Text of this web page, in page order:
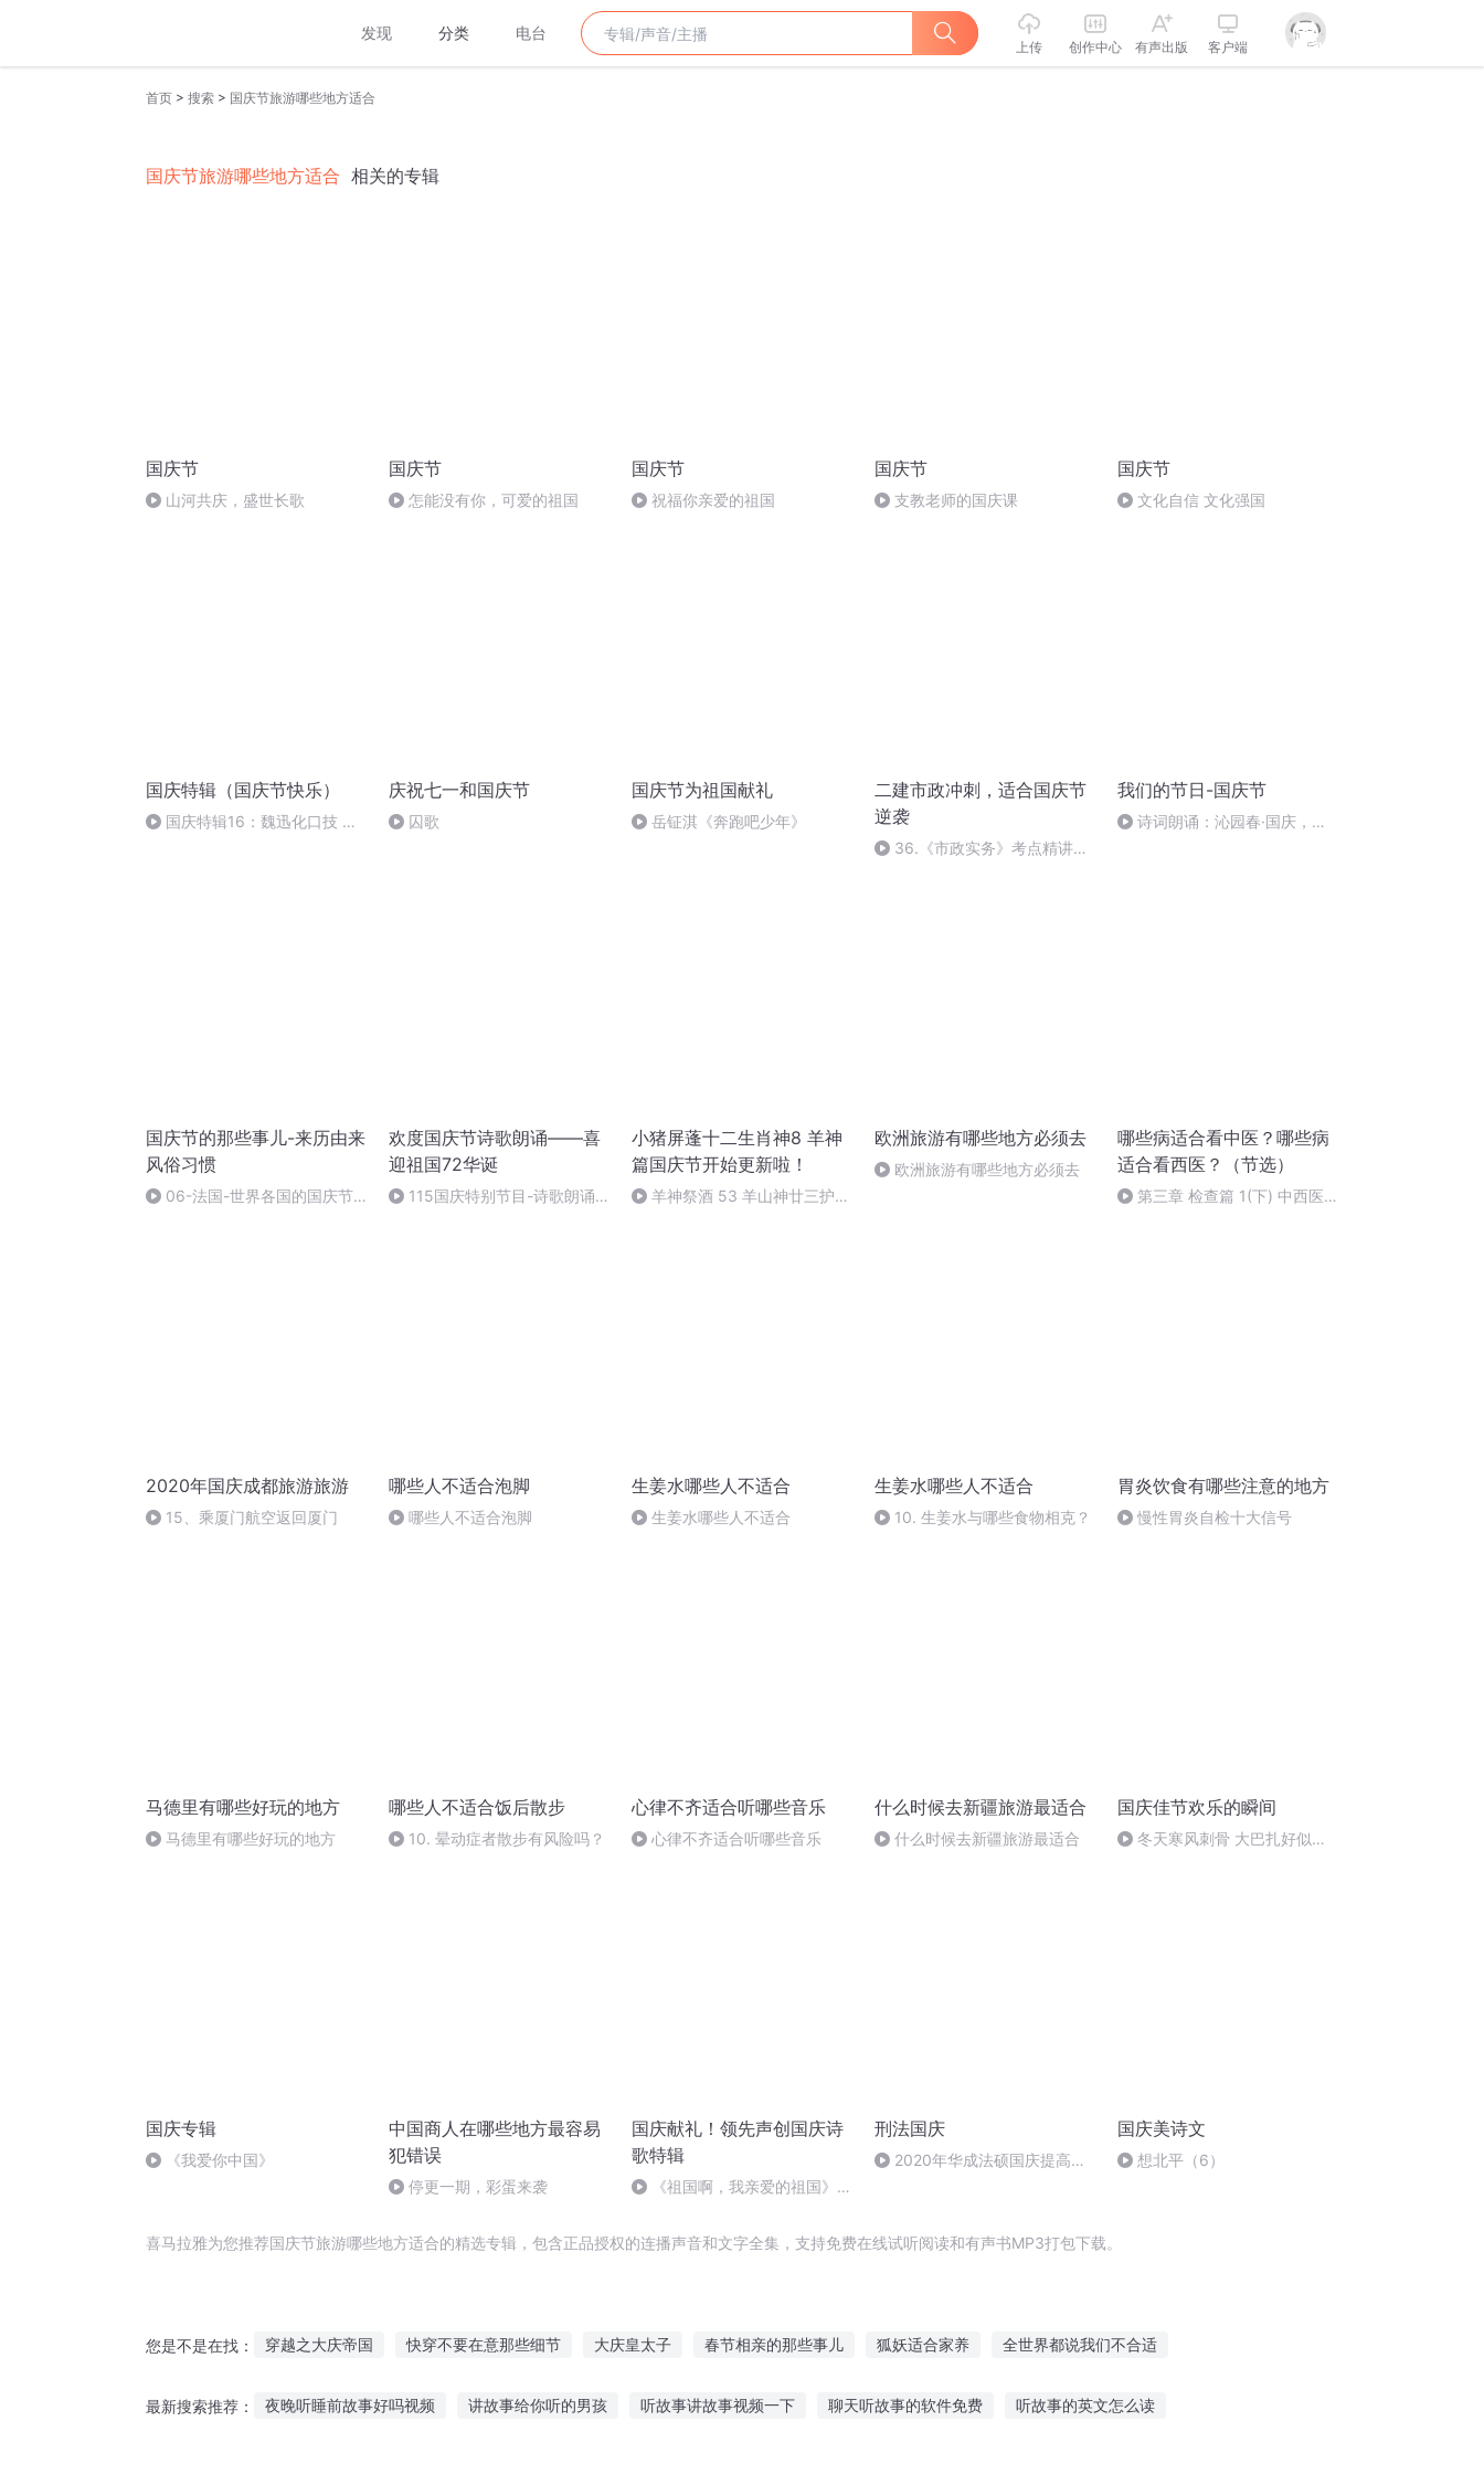
发现 分类 电台
上传 创作中心 有声出版 客户端
首页 > 搜索 > 国庆节旅游哪些地方适合
国庆节旅游哪些地方适合 相关的专辑
国庆节
山河共庆，盛世长歌
国庆节
怎能没有你，可爱的祖国
国庆节
祝福你亲爱的祖国
国庆节
支教老师的国庆课
国庆节
文化自信 文化强国
国庆特辑（国庆节快乐）
国庆特辑16：魏迅化口技 二
庆祝七一和国庆节
囚歌
国庆节为祖国献礼
岳钲淇《奔跑吧少年》
二建市政冲刺，适合国庆节
逆袭
36.《市政实务》考点精讲第
我们的节日-国庆节
诗词朗诵：沁园春·国庆，朗
国庆节的那些事儿-来历由来
风俗习惯
06-法国-世界各国的国庆节-
欢度国庆节诗歌朗诵——喜
迎祖国72华诞
115国庆特别节目-诗歌朗诵-
小猪屏蓬十二生肖神8 羊神
篇国庆节开始更新啦！
羊神祭酒 53 羊山神廿三护祭
欧洲旅游有哪些地方必须去
欧洲旅游有哪些地方必须去
哪些病适合看中医？哪些病
适合看西医？（节选）
第三章 检查篇 1(下) 中西医
2020年国庆成都旅游旅游
15、乘厦门航空返回厦门
哪些人不适合泡脚
哪些人不适合泡脚
生姜水哪些人不适合
生姜水哪些人不适合
生姜水哪些人不适合
10. 生姜水与哪些食物相克？
胃炎饮食有哪些注意的地方
慢性胃炎自检十大信号
马德里有哪些好玩的地方
马德里有哪些好玩的地方
哪些人不适合饭后散步
10. 晕动症者散步有风险吗？
心律不齐适合听哪些音乐
心律不齐适合听哪些音乐
什么时候去新疆旅游最适合
什么时候去新疆旅游最适合
国庆佳节欢乐的瞬间
冬天寒风刺骨 大巴扎好似温
国庆专辑
《我爱你中国》
中国商人在哪些地方最容易
犯错误
停更一期，彩蛋来袭
国庆献礼！领先声创国庆诗
歌特辑
《祖国啊，我亲爱的祖国》温
刑法国庆
2020年华成法硕国庆提高班
国庆美诗文
想北平（6）
喜马拉雅为您推荐国庆节旅游哪些地方适合的精选专辑，包含正品授权的连播声音和文字全集，支持免费在线试听阅读和有声书MP3打包下载。
您是不是在找： 穿越之大庆帝国 快穿不要在意那些细节 大庆皇太子 春节相亲的那些事儿 狐妖适合家养 全世界都说我们不合适
最新搜索推荐： 夜晚听睡前故事好吗视频 讲故事给你听的男孩 听故事讲故事视频一下 聊天听故事的软件免费 听故事的英文怎么读